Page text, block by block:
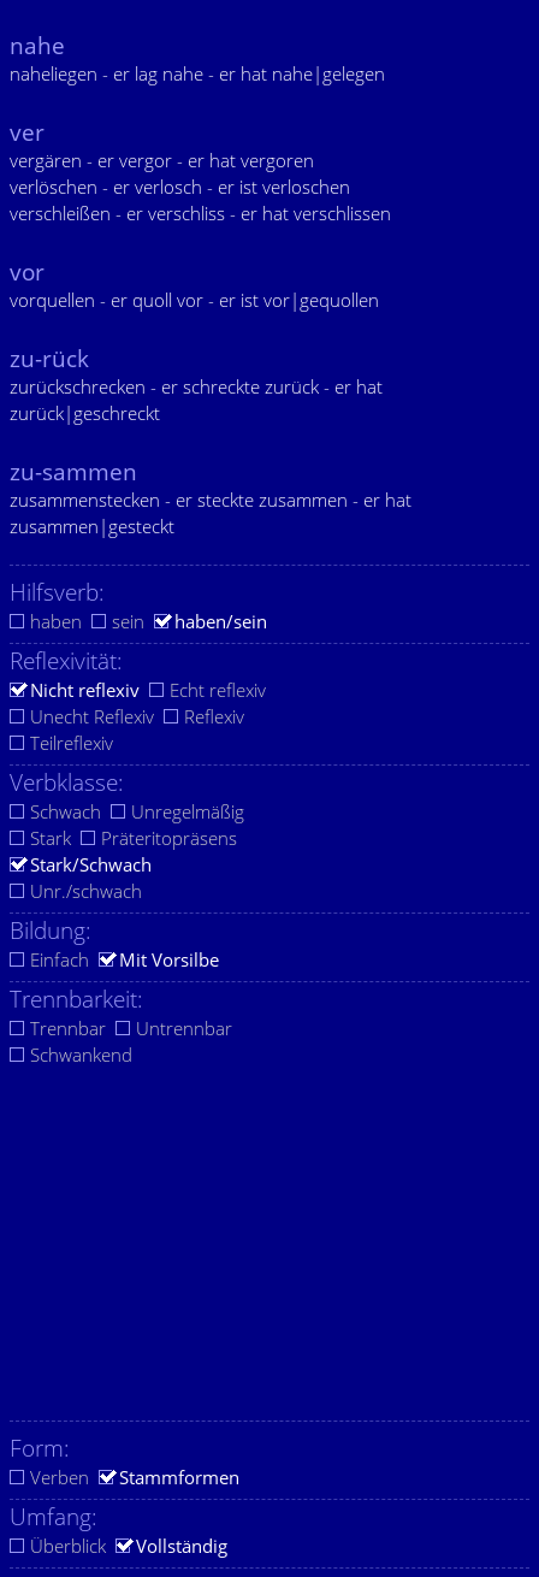
nahe
naheliegen - er lag nahe - er hat nahe|gelegen
ver
vergären - er vergor - er hat vergoren
verlöschen - er verlosch - er ist verloschen
verschleißen - er verschliss - er hat verschlissen
vor
vorquellen - er quoll vor - er ist vor|gequollen
zu-rück
zurückschrecken - er schreckte zurück - er hat
zurück|geschreckt
zu-sammen
zusammenstecken - er steckte zusammen - er hat
zusammen|gesteckt
Hilfsverb:
haben sein haben/sein
Reflexivität:
Nicht reflexiv
Echt reflexiv
Unecht Reflexiv
Reflexiv
Teilreflexiv
Verbklasse:
Schwach
Unregelmäßig
Stark
Präteritopräsens
Stark/Schwach
Unr./schwach
Bildung:
Einfach Mit Vorsilbe
Trennbarkeit:
Trennbar
Untrennbar
Schwankend
Form:
Verben Stammformen
Umfang:
Überblick Vollständig